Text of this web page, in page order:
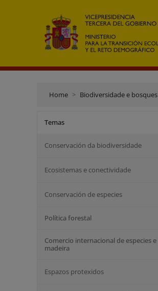
Home Biodiversidade e bosques
Temas
Conservación da biodiversidade
Ecosistemas e conectividade
Conservación de especies
Política forestal
Comercio internacional de especies e
madeira
Espazos protexidos